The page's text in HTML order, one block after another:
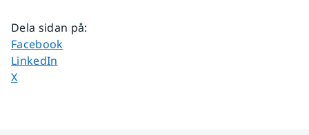
Dela sidan på:
Dela sidan på
Facebook
Dela sidan på
LinkedIn
Dela sidan på
X